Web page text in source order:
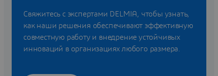
Свяжитесь с экспертами DELMIA, чтобы узнать,
как наши решения обеспечивают эффективную
совместную работу и внедрение устойчивых
инноваций в организациях любого размера.